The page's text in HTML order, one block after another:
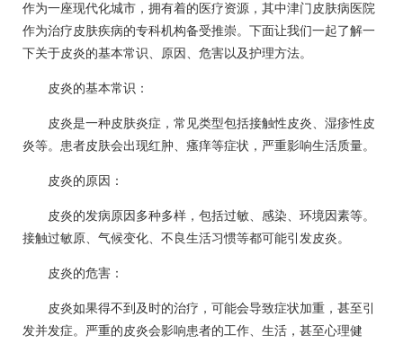
作为一座现代化城市，拥有着的医疗资源，其中津门皮肤病医院
作为治疗皮肤疾病的专科机构备受推崇。下面让我们一起了解一
下关于皮炎的基本常识、原因、危害以及护理方法。
皮炎的基本常识：
皮炎是一种皮肤炎症，常见类型包括接触性皮炎、湿疹性皮
炎等。患者皮肤会出现红肿、瘙痒等症状，严重影响生活质量。
皮炎的原因：
皮炎的发病原因多种多样，包括过敏、感染、环境因素等。
接触过敏原、气候变化、不良生活习惯等都可能引发皮炎。
皮炎的危害：
皮炎如果得不到及时的治疗，可能会导致症状加重，甚至引
发并发症。严重的皮炎会影响患者的工作、生活，甚至心理健